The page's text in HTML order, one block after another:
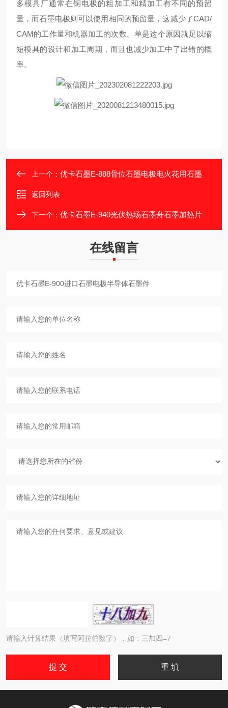
多模具厂通常在铜电极的粗加工和精加工有不同的预留
量，而石墨电极则可以使用相同的预留量，这减少了CAD/
CAM的工作量和机器加工的次数。单是这个原因就足以缩
短模具的设计和加工周期，而且也减少加工中了出错的概
率。
上一个： 优卡石墨E-888骨位石墨电极电火花用石墨
返回列表
下一个： 优卡石墨E-940光伏热场石墨舟石墨加热片
在线留言
请输入计算结果（填写阿拉伯数字），如：三加四=7